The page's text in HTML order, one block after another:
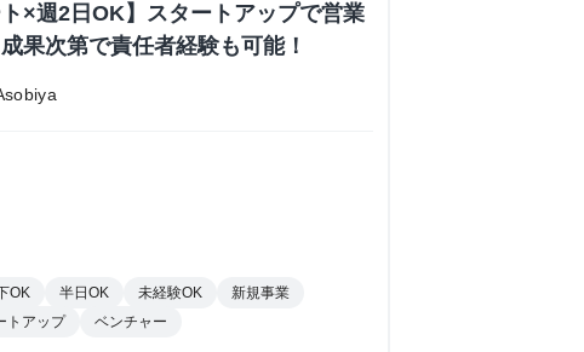
ト×週2日OK】スタートアップで営業
果次第で責任者経験も可能！
OK 半日OK 未経験OK
新規事業
トアップ ベンチャー